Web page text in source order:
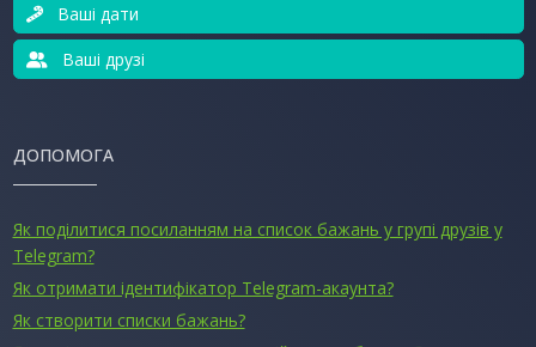
Ваші дати
Ваші друзі
ДОПОМОГА
Як поділитися посиланням на список бажань у групі друзів у
Telegram?
Як отримати ідентифікатор Telegram-акаунта?
Як створити списки бажань?